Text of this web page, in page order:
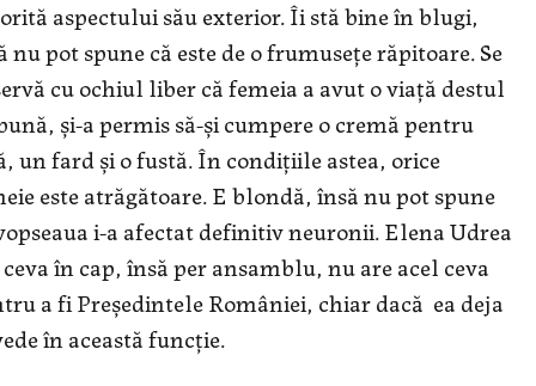
aspectului său exterior. Îi stă bine în blugi,
nu pot spune că este de o frumusețe răpitoare. Se
cu ochiul liber că femeia a avut o viață destul
și-a permis să-și cumpere o cremă pentru
un fard și o fustă. În condițiile astea, orice
este atrăgătoare. E blondă, însă nu pot spune
i-a afectat definitiv neuronii. Elena Udrea
în cap, însă per ansamblu, nu are acel ceva
a fi Președintele României, chiar dacă ea deja
în această funcție.